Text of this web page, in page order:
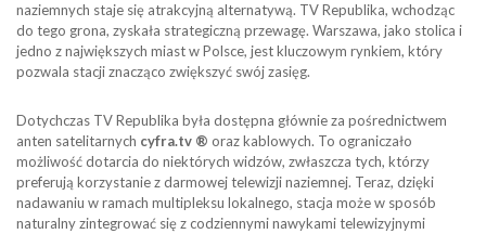
naziemnych staje się atrakcyjną alternatywą. TV Republika, wchodząc
do tego grona, zyskała strategiczną przewagę. Warszawa, jako stolica i
jedno z największych miast w Polsce, jest kluczowym rynkiem, który
pozwala stacji znacząco zwiększyć swój zasięg.
Dotychczas TV Republika była dostępna głównie za pośrednictwem
anten satelitarnych cyfra.tv ® oraz kablowych. To ograniczało
możliwość dotarcia do niektórych widzów, zwłaszcza tych, którzy
preferują korzystanie z darmowej telewizji naziemnej. Teraz, dzięki
nadawaniu w ramach multipleksu lokalnego, stacja może w sposób
naturalny zintegrować się z codziennymi nawykami telewizyjnymi